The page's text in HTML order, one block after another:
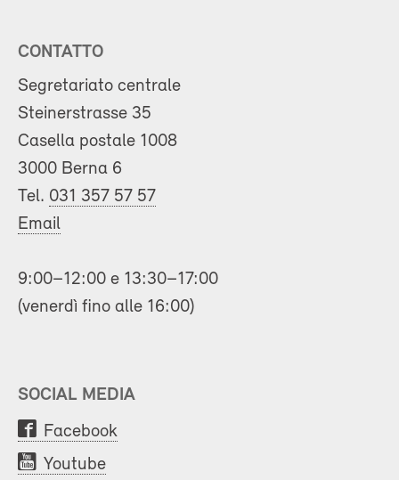
CONTATTO
Segretariato centrale
Steinerstrasse 35
Casella postale 1008
3000 Berna 6
Tel. 031 357 57 57
Email
9:00–12:00 e 13:30–17:00
(venerdì fino alle 16:00)
SOCIAL MEDIA
Facebook
Youtube